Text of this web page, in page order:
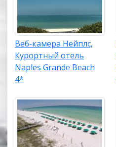
Веб-камера Нейплс,
Курортный отель
Naples Grande Beach
4*